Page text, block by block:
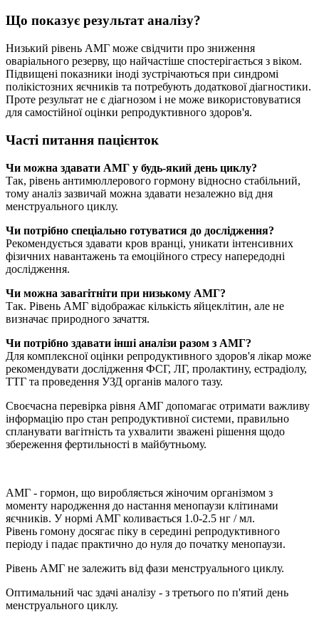
Що показує результат аналізу?
Низький рівень АМГ може свідчити про зниження
оваріального резерву, що найчастіше спостерігається з віком.
Підвищені показники іноді зустрічаються при синдромі
полікістозних яєчників та потребують додаткової діагностики.
Проте результат не є діагнозом і не може використовуватися
для самостійної оцінки репродуктивного здоров'я.
Часті питання пацієнток
Чи можна здавати АМГ у будь-який день циклу?
Так, рівень антимюллерового гормону відносно стабільний,
тому аналіз зазвичай можна здавати незалежно від дня
менструального циклу.
Чи потрібно спеціально готуватися до дослідження?
Рекомендується здавати кров вранці, уникати інтенсивних
фізичних навантажень та емоційного стресу напередодні
дослідження.
Чи можна завагітніти при низькому АМГ?
Так. Рівень АМГ відображає кількість яйцеклітин, але не
визначає природного зачаття.
Чи потрібно здавати інші аналізи разом з АМГ?
Для комплексної оцінки репродуктивного здоров'я лікар може
рекомендувати дослідження ФСГ, ЛГ, пролактину, естрадіолу,
ТТГ та проведення УЗД органів малого тазу.
Своєчасна перевірка рівня АМГ допомагає отримати важливу
інформацію про стан репродуктивної системи, правильно
спланувати вагітність та ухвалити зважені рішення щодо
збереження фертильності в майбутньому.
АМГ - гормон, що виробляється жіночим організмом з
моменту народження до настання менопаузи клітинами
яєчників. У нормі АМГ коливається 1.0-2.5 нг / мл.
Рівень гомону досягає піку в середині репродуктивного
періоду і падає практично до нуля до початку менопаузи.
Рівень АМГ не залежить від фази менструального циклу.
Оптимальний час здачі аналізу - з третього по п'ятий день
менструального циклу.